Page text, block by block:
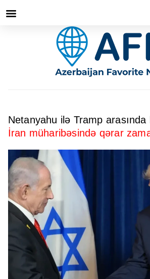
Netanyahu ilə Tramp
İran müharibəsində qərar